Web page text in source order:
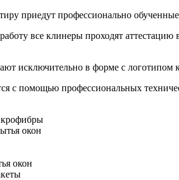
приедут профессионально
все клинеры проходят
исключительно в форме с логотипом
с помощью профессиональных
окон
окон